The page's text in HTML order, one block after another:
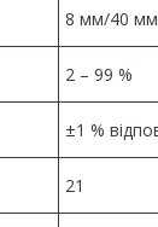
8 мм/40 мм
2 – 99 %
±1 %
21